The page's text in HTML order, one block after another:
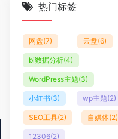
热门标签
网盘(7) 云盘(6)
bi数据分析(4)
WordPress主题(3)
小红书(3) wp主题(2)
SEO工具(2) 自媒体(2)
12306(2)